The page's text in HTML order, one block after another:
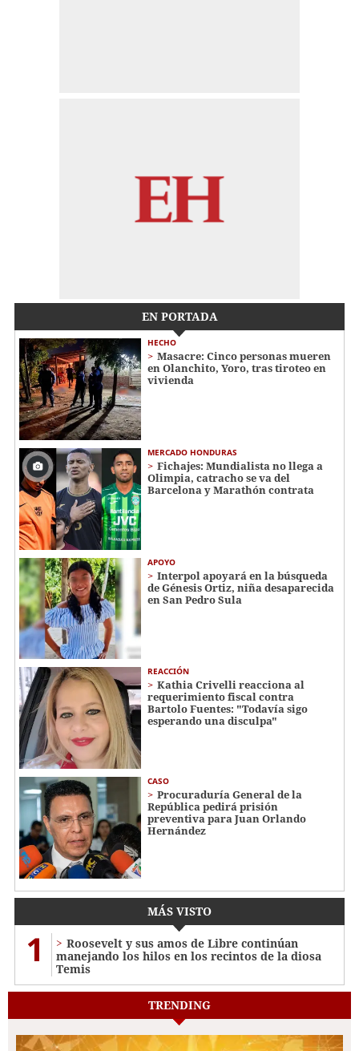
EN PORTADA
HECHO
Masacre: Cinco personas mueren
en Olanchito, Yoro, tras tiroteo en
vivienda
MERCADO HONDURAS
Fichajes: Mundialista no llega a
Olimpia, catracho se va del
Barcelona y Marathón contrata
APOYO
Interpol apoyará en la búsqueda
de Génesis Ortiz, niña desaparecida
en San Pedro Sula
REACCIÓN
Kathia Crivelli reacciona al
requerimiento fiscal contra
Bartolo Fuentes: "Todavía sigo
esperando una disculpa"
CASO
Procuraduría General de la
República pedirá prisión
preventiva para Juan Orlando
Hernández
MÁS VISTO
1
Roosevelt y sus amos de Libre continúan
manejando los hilos en los recintos de la diosa
Temis
TRENDING